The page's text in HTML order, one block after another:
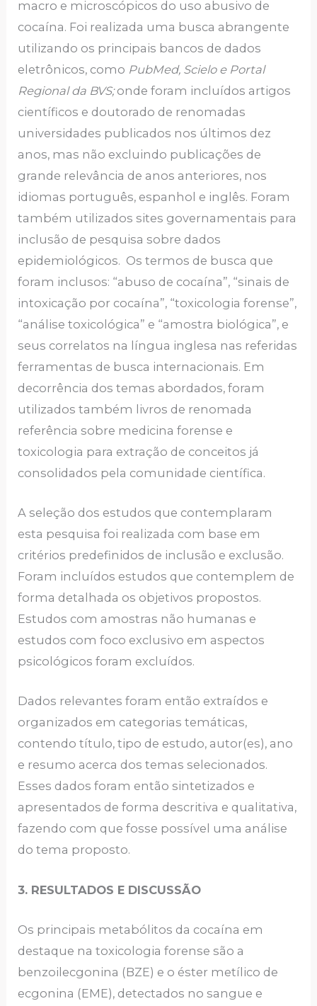
macro e microscópicos do uso abusivo de
cocaína. Foi realizada uma busca abrangente
utilizando os principais bancos de dados
eletrônicos, como PubMed, Scielo e Portal
Regional da BVS;onde foram incluídos artigos
científicos e doutorado de renomadas
universidades publicados nos últimos dez
anos, mas não excluindo publicações de
grande relevância de anos anteriores, nos
idiomas português, espanhol e inglês. Foram
também utilizados sites governamentais para
inclusão de pesquisa sobre dados
epidemiológicos. Os termos de busca que
foram inclusos: “abuso de cocaína”, “sinais de
intoxicação por cocaína”, “toxicologia forense”,
“análise toxicológica” e “amostra biológica”, e
seus correlatos na língua inglesa nas referidas
ferramentas de busca internacionais. Em
decorrência dos temas abordados, foram
utilizados também livros de renomada
referência sobre medicina forense e
toxicologia para extração de conceitos já
consolidados pela comunidade científica.
A seleção dos estudos que contemplaram
esta pesquisa foi realizada com base em
critérios predefinidos de inclusão e exclusão.
Foram incluídos estudos que contemplem de
forma detalhada os objetivos propostos.
Estudos com amostras não humanas e
estudos com foco exclusivo em aspectos
psicológicos foram excluídos.
Dados relevantes foram então extraídos e
organizados em categorias temáticas,
contendo título, tipo de estudo, autor(es), ano
e resumo acerca dos temas selecionados.
Esses dados foram então sintetizados e
apresentados de forma descritiva e qualitativa,
fazendo com que fosse possível uma análise
do tema proposto.
3. RESULTADOS E DISCUSSÃO
Os principais metabólitos da cocaína em
destaque na toxicologia forense são a
benzoilecgonina (BZE) e o éster metílico de
ecgonina (EME), detectados no sangue e